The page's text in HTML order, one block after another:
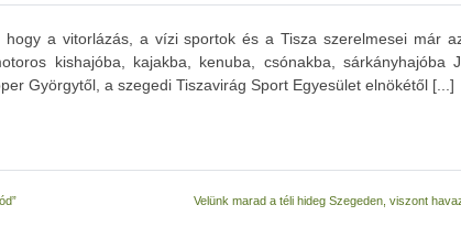
a vitorlázás, a vízi sportok és a Tisza szerelmesei már
kishajóba, kajakba, kenuba, csónakba, sárkányhajóba
Györgytől, a szegedi Tiszavirág Sport Egyesület elnökétől [...]
Velünk marad a téli hideg Szegeden, viszont